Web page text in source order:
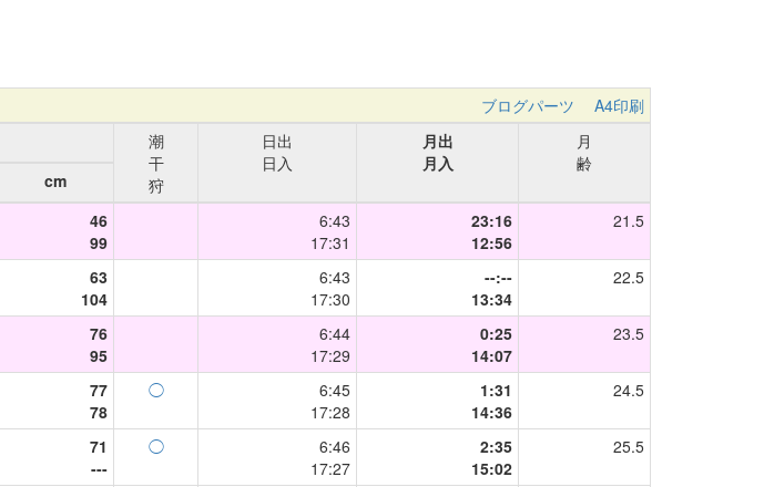
ブログパーツ
A4印刷
潮
干
狩
日出
日入
月出
月入
月
齢
cm
46
99
6:43
17:31
23:16
12:56
21.5
63
104
6:43
17:30
--:--
13:34
22.5
76
95
6:44
17:29
0:25
14:07
23.5
77
78
◯
6:45
17:28
1:31
14:36
24.5
71
---
◯
6:46
17:27
2:35
15:02
25.5